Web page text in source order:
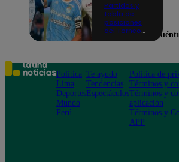
Partidos y
tabla de
posiciones
del Torneo
en la fecha 4
Política
Lima
Deportes
Mundo
Perú
Te ayudo
Tendencias
Espectáculos
Política de
Términos y
Términos y
aplicación
Términos y
APP